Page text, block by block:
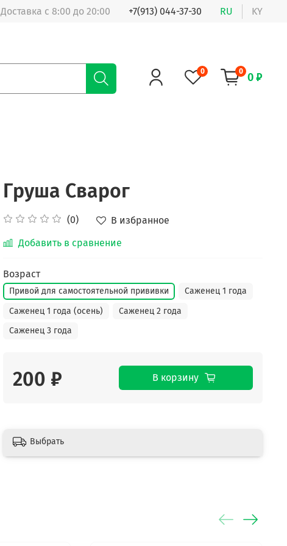
Доставка с 8:00 до 20:00 +7(913) 044-37-30 RU KY
0 0 0 ₽
Груша Сварог
(0)
В избранное
Добавить в сравнение
Возраст
Привой для самостоятельной прививки
Саженец 1 года
Саженец 1 года (осень)
Саженец 2 года
Саженец 3 года
200 ₽ В корзину
Выбрать